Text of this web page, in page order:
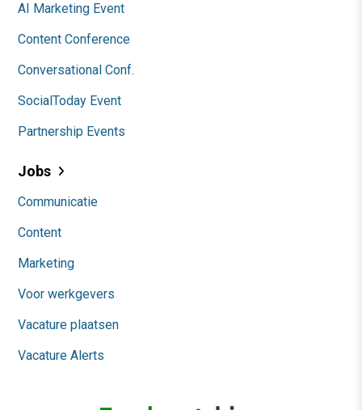
AI Marketing Event
Content Conference
Conversational Conf.
SocialToday Event
Partnership Events
Jobs
Communicatie
Content
Marketing
Voor werkgevers
Vacature plaatsen
Vacature Alerts